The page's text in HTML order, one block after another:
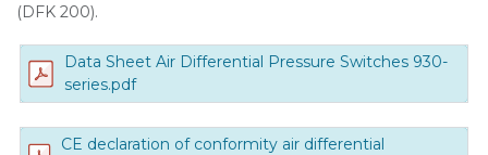
(DFK 200).
Data Sheet Air Differential Pressure Switches 930-
series.pdf
CE declaration of conformity air differential